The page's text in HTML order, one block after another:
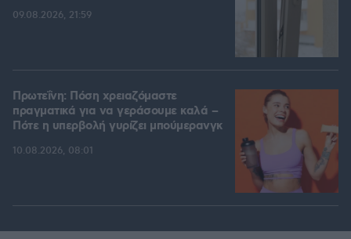
09.08.2026, 21:59
Πρωτεΐνη: Πόση χρειαζόμαστε
πραγματικά για να γεράσουμε καλά –
Πότε η υπερβολή γυρίζει μπούμερανγκ
10.08.2026, 08:01